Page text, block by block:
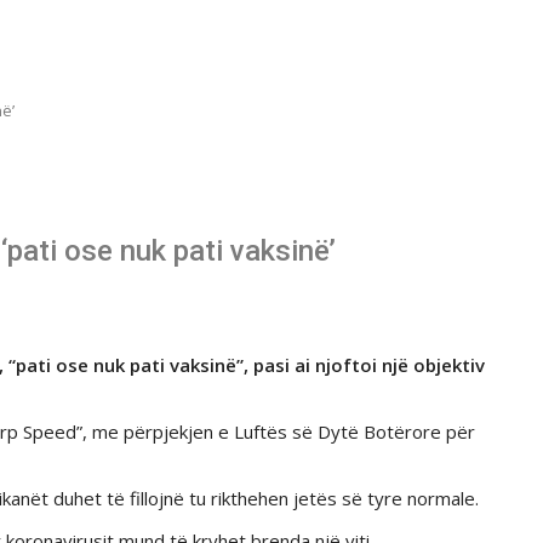
ose nuk pati vaksinë’
ose nuk pati vaksinë”, pasi ai njoftoi një objektiv
Speed”, me përpjekjen e Luftës së Dytë Botërore për
duhet të fillojnë tu rikthehen jetës së tyre normale.